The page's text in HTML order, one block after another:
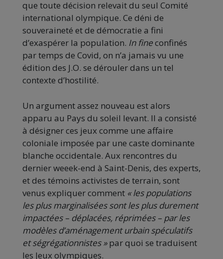
que toute décision relevait du seul Comité
international olympique. Ce déni de
souveraineté et de démocratie a fini
d’exaspérer la population. In fineconfinés
par temps de Covid, on n’a jamais vu une
édition des J.O. se dérouler dans un tel
contexte d’hostilité.
Un argument assez nouveau est alors
apparu au Pays du soleil levant. Il a consisté
à désigner ces jeux comme une affaire
coloniale imposée par une caste dominante
blanche occidentale. Aux rencontres du
dernier weeek-end à Saint-Denis, des experts,
et des témoins activistes de terrain, sont
venus expliquer comment « les populations
les plus marginalisées sont les plus durement
impactées – déplacées, réprimées – par les
modèles d’aménagement urbain spéculatifs
et ségrégationnistes »par quoi se traduisent
les Jeux olympiques.